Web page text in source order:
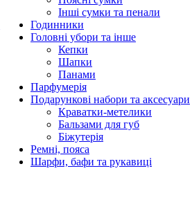
Інші сумки та пенали
Годинники
Головні убори та інше
Кепки
Шапки
Панами
Парфумерія
Подарункові набори та аксесуари
Краватки-метелики
Бальзами для губ
Біжутерія
Ремні, пояса
Шарфи, бафи та рукавиці